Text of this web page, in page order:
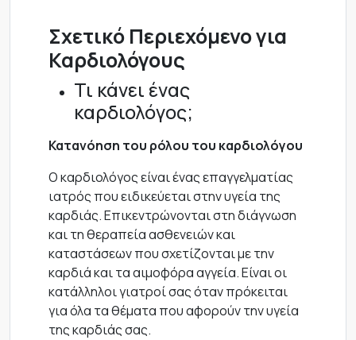
Σχετικό Περιεχόμενο για
Καρδιολόγους
Τι κάνει ένας
καρδιολόγος;
Κατανόηση του ρόλου του καρδιολόγου
Ο καρδιολόγος είναι ένας επαγγελματίας
ιατρός που ειδικεύεται στην υγεία της
καρδιάς. Επικεντρώνονται στη διάγνωση
και τη θεραπεία ασθενειών και
καταστάσεων που σχετίζονται με την
καρδιά και τα αιμοφόρα αγγεία. Είναι οι
κατάλληλοι γιατροί σας όταν πρόκειται
για όλα τα θέματα που αφορούν την υγεία
της καρδιάς σας.